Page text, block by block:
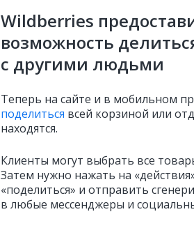
Wildberries
возможность
с другими людьми
Теперь на сайте и в мобильном
поделиться всей корзиной или
находятся.
Клиенты могут выбрать все
Затем нужно нажать на
«поделиться» и отправить
в любые мессенджеры и